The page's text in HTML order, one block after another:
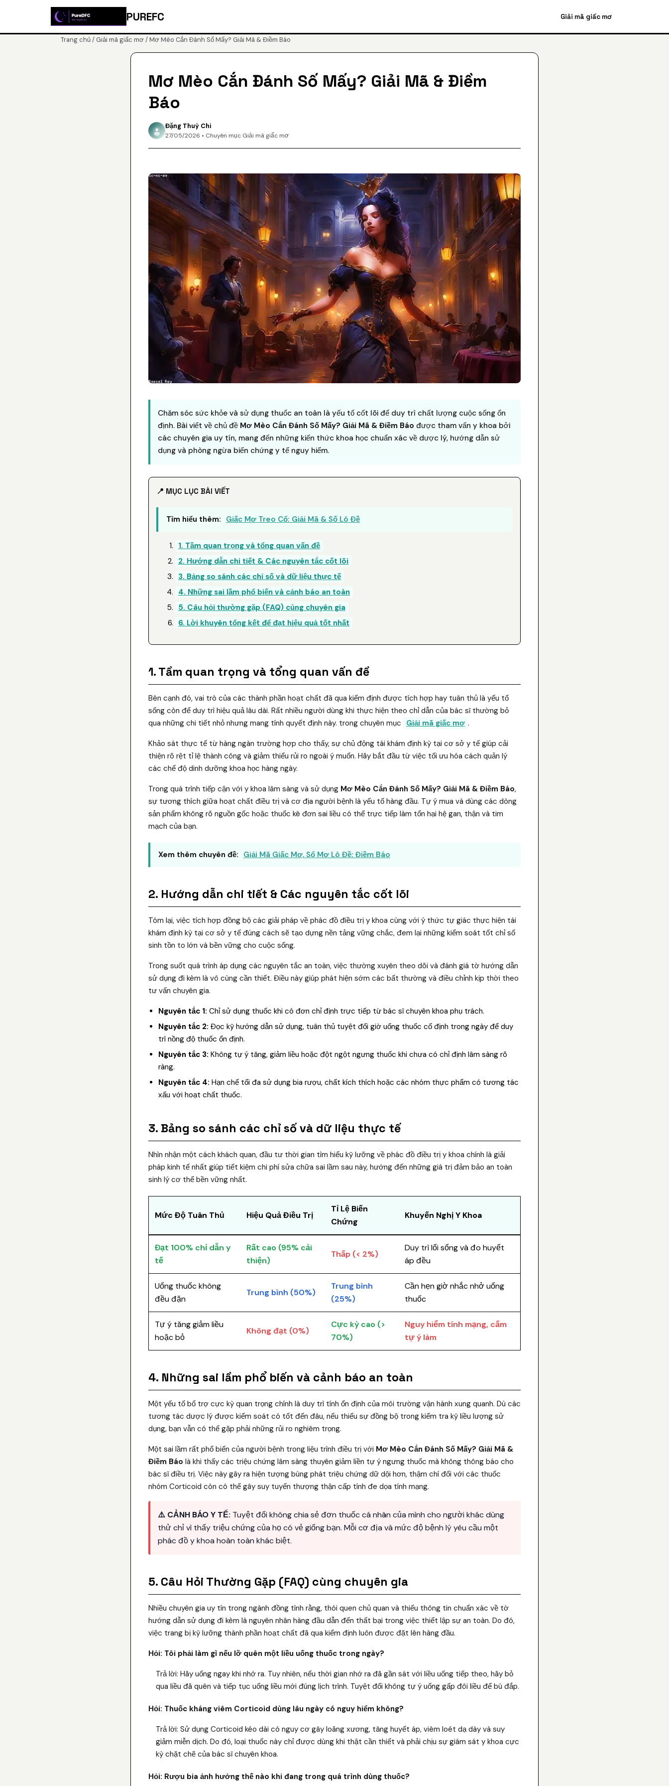
PUREFC Giải mã giấc mơ
Trang chủ/ Giải mã giấc mơ / Mơ Mèo Cắn Đánh Số Mấy? Giải Mã & Điềm Báo
Mơ Mèo Cắn Đánh Số Mấy? Giải Mã & Điềm
Báo
Đặng Thuỳ Chi
27/05/2026 • Chuyên mục Giải mã giấc mơ
Chăm sóc sức khỏe và sử dụng thuốc an toàn là yếu tố cốt lõi để duy trì chất lượng cuộc sống ổn
định. Bài viết về chủ đề Mơ Mèo Cắn Đánh Số Mấy? Giải Mã & Điềm Báo được tham vấn y khoa bởi
các chuyên gia uy tín, mang đến những kiến thức khoa học chuẩn xác về dược lý, hướng dẫn sử
dụng và phòng ngừa biến chứng y tế nguy hiểm.
📍 MỤC LỤC BÀI VIẾT
Tìm hiểu thêm: Giấc Mơ Treo Cổ: Giải Mã & Số Lô Đề
1. Tầm quan trọng và tổng quan vấn đề
2. Hướng dẫn chi tiết & Các nguyên tắc cốt lõi
3. Bảng so sánh các chỉ số và dữ liệu thực tế
4. Những sai lầm phổ biến và cảnh báo an toàn
5. Câu hỏi thường gặp (FAQ) cùng chuyên gia
6. Lời khuyên tổng kết để đạt hiệu quả tốt nhất
1. Tầm quan trọng và tổng quan vấn đề
Bên cạnh đó, vai trò của các thành phần hoạt chất đã qua kiểm định được tích hợp hay tuân thủ là yếu tố
sống còn để duy trì hiệu quả lâu dài. Rất nhiều người dùng khi thực hiện theo chỉ dẫn của bác sĩ thường bỏ
qua những chi tiết nhỏ nhưng mang tính quyết định này. trong chuyên mục Giải mã giấc mơ .
Khảo sát thực tế từ hàng ngàn trường hợp cho thấy, sự chủ động tái khám định kỳ tại cơ sở y tế giúp cải
thiện rõ rệt tỉ lệ thành công và giảm thiểu rủi ro ngoài ý muốn. Hãy bắt đầu từ việc tối ưu hóa cách quản lý
các chế độ dinh dưỡng khoa học hàng ngày.
Trong quá trình tiếp cận với y khoa lâm sàng và sử dụng Mơ Mèo Cắn Đánh Số Mấy? Giải Mã & Điềm Báo,
sự tương thích giữa hoạt chất điều trị và cơ địa người bệnh là yếu tố hàng đầu. Tự ý mua và dùng các dòng
sản phẩm không rõ nguồn gốc hoặc thuốc kê đơn sai liều có thể trực tiếp làm tổn hại hệ gan, thận và tim
mạch của bạn.
Xem thêm chuyên đề: Giải Mã Giấc Mơ, Sổ Mơ Lô Đề: Điềm Báo
2. Hướng dẫn chi tiết & Các nguyên tắc cốt lõi
Tóm lại, việc tích hợp đồng bộ các giải pháp về phác đồ điều trị y khoa cùng với ý thức tự giác thực hiện tái
khám định kỳ tại cơ sở y tế đúng cách sẽ tạo dựng nền tảng vững chắc, đem lại những kiểm soát tốt chỉ số
sinh tồn to lớn và bền vững cho cuộc sống.
Trong suốt quá trình áp dụng các nguyên tắc an toàn, việc thường xuyên theo dõi và đánh giá tờ hướng dẫn
sử dụng đi kèm là vô cùng cần thiết. Điều này giúp phát hiện sớm các bất thường và điều chỉnh kịp thời theo
tư vấn chuyên gia.
Nguyên tắc 1: Chỉ sử dụng thuốc khi có đơn chỉ định trực tiếp từ bác sĩ chuyên khoa phụ trách.
Nguyên tắc 2: Đọc kỹ hướng dẫn sử dụng, tuân thủ tuyệt đối giờ uống thuốc cố định trong ngày để duy
trì nồng độ thuốc ổn định.
Nguyên tắc 3: Không tự ý tăng, giảm liều hoặc đột ngột ngưng thuốc khi chưa có chỉ định lâm sàng rõ
ràng.
Nguyên tắc 4: Hạn chế tối đa sử dụng bia rượu, chất kích thích hoặc các nhóm thực phẩm có tương tác
xấu với hoạt chất thuốc.
3. Bảng so sánh các chỉ số và dữ liệu thực tế
Nhìn nhận một cách khách quan, đầu tư thời gian tìm hiểu kỹ lưỡng về phác đồ điều trị y khoa chính là giải
pháp kinh tế nhất giúp tiết kiệm chi phí sửa chữa sai lầm sau này, hướng đến những giá trị đảm bảo an toàn
sinh lý cơ thể bền vững nhất.
Mức Độ Tuân Thủ Hiệu Quả Điều Trị
Tỉ Lệ Biến
Chứng
Khuyến Nghị Y Khoa
Đạt 100% chỉ dẫn y
tế
Rất cao (95% cải
thiện)
Thấp (< 2%)
Duy trì lối sống và đo huyết
áp đều
Uống thuốc không
đều đặn
Trung bình (50%)
Trung bình
(25%)
Cần hẹn giờ nhắc nhở uống
thuốc
Tự ý tăng giảm liều
hoặc bỏ
Không đạt (0%)
Cực kỳ cao (>
70%)
Nguy hiểm tính mạng, cấm
tự ý làm
4. Những sai lầm phổ biến và cảnh báo an toàn
Một yếu tố bổ trợ cực kỳ quan trọng chính là duy trì tính ổn định của môi trường vận hành xung quanh. Dù các
tương tác dược lý được kiểm soát có tốt đến đâu, nếu thiếu sự đồng bộ trong kiểm tra kỹ liều lượng sử
dụng, bạn vẫn có thể gặp phải những rủi ro nghiêm trọng.
Một sai lầm rất phổ biến của người bệnh trong liệu trình điều trị với Mơ Mèo Cắn Đánh Số Mấy? Giải Mã &
Điềm Báo là khi thấy các triệu chứng lâm sàng thuyên giảm liền tự ý ngưng thuốc mà không thông báo cho
bác sĩ điều trị. Việc này gây ra hiện tượng bùng phát triệu chứng dữ dội hơn, thậm chí đối với các thuốc
nhóm Corticoid còn có thể gây suy tuyến thượng thận cấp tính đe dọa tính mạng.
⚠️ CẢNH BÁO Y TẾ: Tuyệt đối không chia sẻ đơn thuốc cá nhân của mình cho người khác dùng
thử chỉ vì thấy triệu chứng của họ có vẻ giống bạn. Mỗi cơ địa và mức độ bệnh lý yêu cầu một
phác đồ y khoa hoàn toàn khác biệt.
5. Câu Hỏi Thường Gặp (FAQ) cùng chuyên gia
Nhiều chuyên gia uy tín trong ngành đồng tình rằng, thói quen chủ quan và thiếu thông tin chuẩn xác về tờ
hướng dẫn sử dụng đi kèm là nguyên nhân hàng đầu dẫn đến thất bại trong việc thiết lập sự an toàn. Do đó,
việc trang bị kỹ lưỡng thành phần hoạt chất đã qua kiểm định luôn được đặt lên hàng đầu.
Hỏi: Tôi phải làm gì nếu lỡ quên một liều uống thuốc trong ngày?
Trả lời: Hãy uống ngay khi nhớ ra. Tuy nhiên, nếu thời gian nhớ ra đã gần sát với liều uống tiếp theo, hãy bỏ
qua liều đã quên và tiếp tục uống liều mới đúng lịch trình. Tuyệt đối không tự ý uống gấp đôi liều để bù đắp.
Hỏi: Thuốc kháng viêm Corticoid dùng lâu ngày có nguy hiểm không?
Trả lời: Sử dụng Corticoid kéo dài có nguy cơ gây loãng xương, tăng huyết áp, viêm loét dạ dày và suy
giảm miễn dịch. Do đó, loại thuốc này chỉ được dùng khi thật cần thiết và phải chịu sự giám sát y khoa cực
kỳ chặt chẽ của bác sĩ chuyên khoa.
Hỏi: Rượu bia ảnh hưởng thế nào khi đang trong quá trình dùng thuốc?